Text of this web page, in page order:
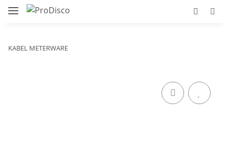
KABEL METERWARE